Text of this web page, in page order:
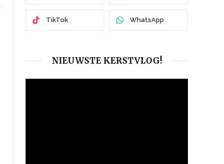
TikTok WhatsApp
NIEUWSTE KERSTVLOG!